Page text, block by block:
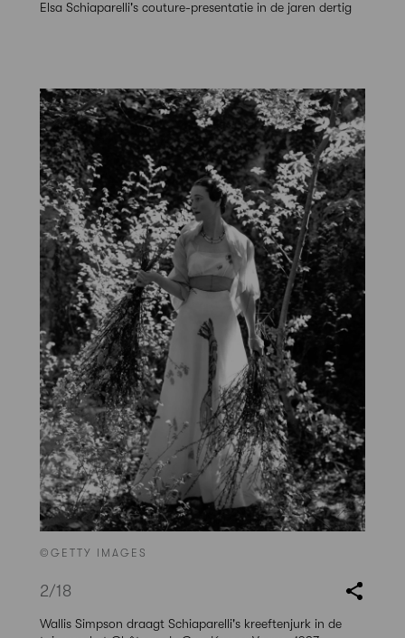
Elsa Schiaparelli's couture-presentatie in de jaren dertig
©GETTY IMAGES
2/18
Wallis Simpson draagt Schiaparelli's kreeftenjurk in de